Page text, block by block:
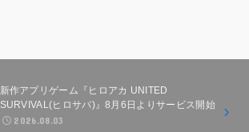
新作アプリゲーム『ヒロアカ UNITED
SURVIVAL(ヒロサバ)』8月6日よりサービス開始
2026.08.03